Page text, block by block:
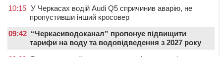
10:15 У Черкасах водій Audi Q5 спричинив аварію, не
пропустивши інший кросовер
09:42 “Черкасиводоканал” пропонує підвищити
тарифи на воду та водовідведення з 2027 року
09:08
Встановити гойдалки, карусель і закупити іграшки: у